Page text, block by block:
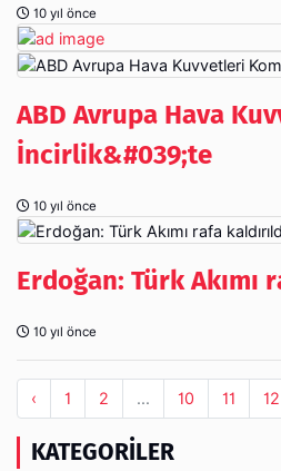
10 yıl önce
ABD Avrupa Hava
İncirlik&#039;te
10 yıl önce
Erdoğan: Türk Akımı
10 yıl önce
‹ 1 2 ... 10 11 12
KATEGORILER